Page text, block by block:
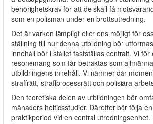
behörighetskrav för att de skall få
som en polisman under en brottsutredning.
Det är varken lämpligt eller ens möjligt för
ställning till hur denna utbildning bör
innehåll bör i stället fastställas centralt. Vi för
resonemang som får betraktas som
utbildningens innehåll. Vi nämner där
straffrätt, straffprocessrätt och polisiära
Den teoretiska delen av utbildningen bör
månaders heltidsstudier. Därefter bör följa
praktikperiod vid en central utredningsenhet.